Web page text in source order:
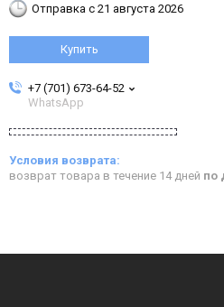
Отправка с 21 августа 2026
Купить
+7 (701) 673-64-52
WhatsApp
возврат товара в течение 14 дней по